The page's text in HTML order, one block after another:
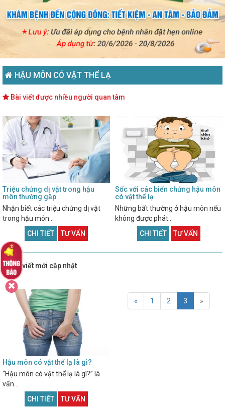
HẬU MÔN CÓ VẬT THỂ LẠ
Bài viết được nhiều người quan tâm
Triệu chứng dị vật trong hậu
môn thường gặp
Nhận biết các triệu chứng dị vật
trong hậu môn...
CHI TIẾT
TƯ VẤN
Sốc với các biến chứng hậu môn
có vật thể lạ
Những bất thường ở hậu môn nếu
không được phát...
CHI TIẾT
TƯ VẤN
Bài viết mới cập nhật
Hậu môn có vật thể lạ là gì?
“Hậu môn có vật thể lạ là gì?” là
vấn...
CHI TIẾT
TƯ VẤN
« 1 2 3 »